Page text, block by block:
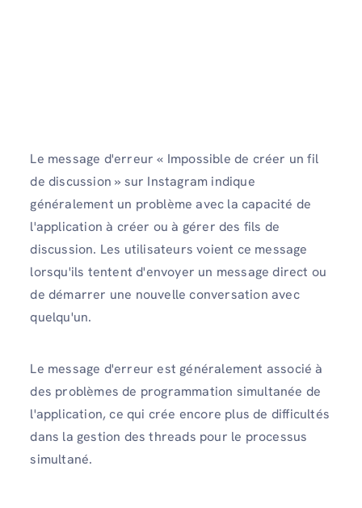
Le message d'erreur « Impossible de créer un fil
de discussion » sur Instagram indique
généralement un problème avec la capacité de
l'application à créer ou à gérer des fils de
discussion. Les utilisateurs voient ce message
lorsqu'ils tentent d'envoyer un message direct ou
de démarrer une nouvelle conversation avec
quelqu'un.
Le message d'erreur est généralement associé à
des problèmes de programmation simultanée de
l'application, ce qui crée encore plus de difficultés
dans la gestion des threads pour le processus
simultané.